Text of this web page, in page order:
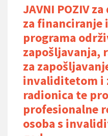
JAVNI POZIV
za financiranje
programa
zapošljavanja,
za
invaliditetom i
radionica te
profesionalne
osoba s